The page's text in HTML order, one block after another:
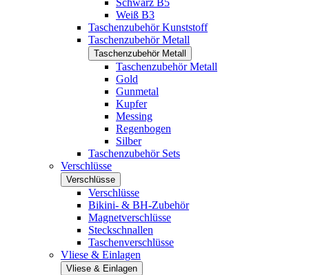
Schwarz B5
Weiß B3
Taschenzubehör Kunststoff
Taschenzubehör Metall
Taschenzubehör Metall
Taschenzubehör Metall
Gold
Gunmetal
Kupfer
Messing
Regenbogen
Silber
Taschenzubehör Sets
Verschlüsse
Verschlüsse
Verschlüsse
Bikini- & BH-Zubehör
Magnetverschlüsse
Steckschnallen
Taschenverschlüsse
Vliese & Einlagen
Vliese & Einlagen